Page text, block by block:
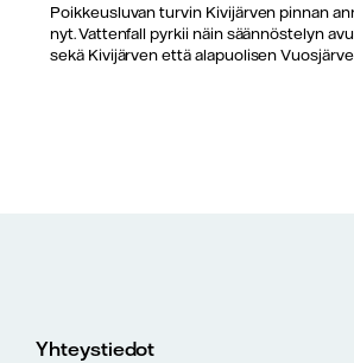
Poikkeusluvan turvin Kivijärven pinnan
nyt. Vattenfall pyrkii näin säännöstelyn
sekä Kivijärven että alapuolisen
Yhteystiedot